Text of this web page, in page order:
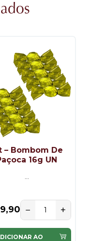
– Bombom De
16g UN
− +
AO